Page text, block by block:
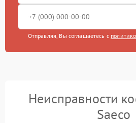
Отправляя, Вы соглашаетесь с
Неисправности
Saeco